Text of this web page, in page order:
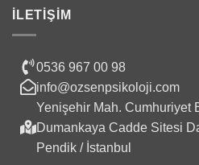
İLETIŞIM
0536 967 00 98
info@ozsenpsikoloji.com
Yenişehir Mah. Cumhuriyet
Dumankaya Cadde Sitesi
Pendik / İstanbul